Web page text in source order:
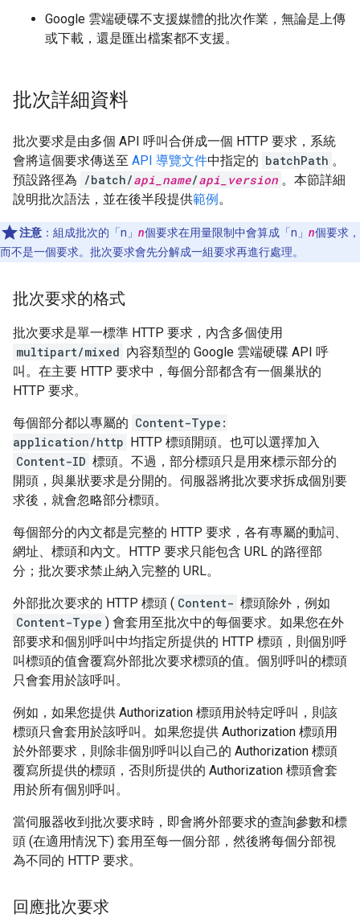
Google 雲端硬碟不支援媒體的批次作業，無論是上傳
或下載，還是匯出檔案都不支援。
批次詳細資料
批次要求是由多個 API 呼叫合併成一個 HTTP 要求，系統
會將這個要求傳送至 API 導覽文件中指定的 batchPath 。
預設路徑為 /batch/api_name/api_version 。本節詳細
說明批次語法，並在後半段提供範例。
注意 ：組成批次的「n」 n個要求在用量限制中會算成「n」 n個要求，
而不是一個要求。批次要求會先分解成一組要求再進行處理。
批次要求的格式
批次要求是單一標準 HTTP 要求，內含多個使用
multipart/mixed 內容類型的 Google 雲端硬碟 API 呼
叫。在主要 HTTP 要求中，每個分部都含有一個巢狀的
HTTP 要求。
每個部分都以專屬的 Content-Type:
application/http HTTP 標頭開頭。也可以選擇加入
Content-ID 標頭。不過，部分標頭只是用來標示部分的
開頭，與巢狀要求是分開的。伺服器將批次要求拆成個別要
求後，就會忽略部分標頭。
每個部分的內文都是完整的 HTTP 要求，各有專屬的動詞、
網址、標頭和內文。HTTP 要求只能包含 URL 的路徑部
分；批次要求禁止納入完整的 URL。
外部批次要求的 HTTP 標頭 ( Content- 標頭除外，例如
Content-Type ) 會套用至批次中的每個要求。如果您在外
部要求和個別呼叫中均指定所提供的 HTTP 標頭，則個別呼
叫標頭的值會覆寫外部批次要求標頭的值。個別呼叫的標頭
只會套用於該呼叫。
例如，如果您提供 Authorization 標頭用於特定呼叫，則該
標頭只會套用於該呼叫。如果您提供 Authorization 標頭用
於外部要求，則除非個別呼叫以自己的 Authorization 標頭
覆寫所提供的標頭，否則所提供的 Authorization 標頭會套
用於所有個別呼叫。
當伺服器收到批次要求時，即會將外部要求的查詢參數和標
頭 (在適用情況下) 套用至每一個分部，然後將每個分部視
為不同的 HTTP 要求。
回應批次要求